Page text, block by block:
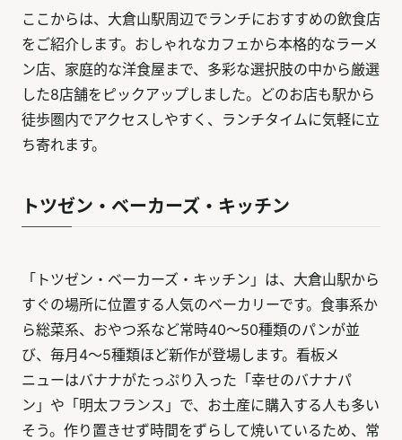
ここからは、大倉山駅周辺でランチにおすすめの飲食店
をご紹介します。おしゃれなカフェから本格的なラーメ
ン店、家庭的な洋食屋まで、多彩な選択肢の中から厳選
した8店舗をピックアップしました。どのお店も駅から
徒歩圏内でアクセスしやすく、ランチタイムに気軽に立
ち寄れます。
トツゼン・ベーカーズ・キッチン
「トツゼン・ベーカーズ・キッチン」は、大倉山駅から
すぐの場所に位置する人気のベーカリーです。食事系か
ら総菜系、おやつ系など常時40～50種類のパンが並
び、毎月4～5種類ほど新作が登場します。看板メ
ニューはバナナがたっぷり入った「幸せのバナナパ
ン」や「明太フランス」で、お土産に購入する人も多い
そう。作り置きせず時間をずらして焼いているため、常